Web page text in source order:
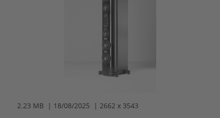
2.23 MB | 18/08/2025 | 2662 x 3543